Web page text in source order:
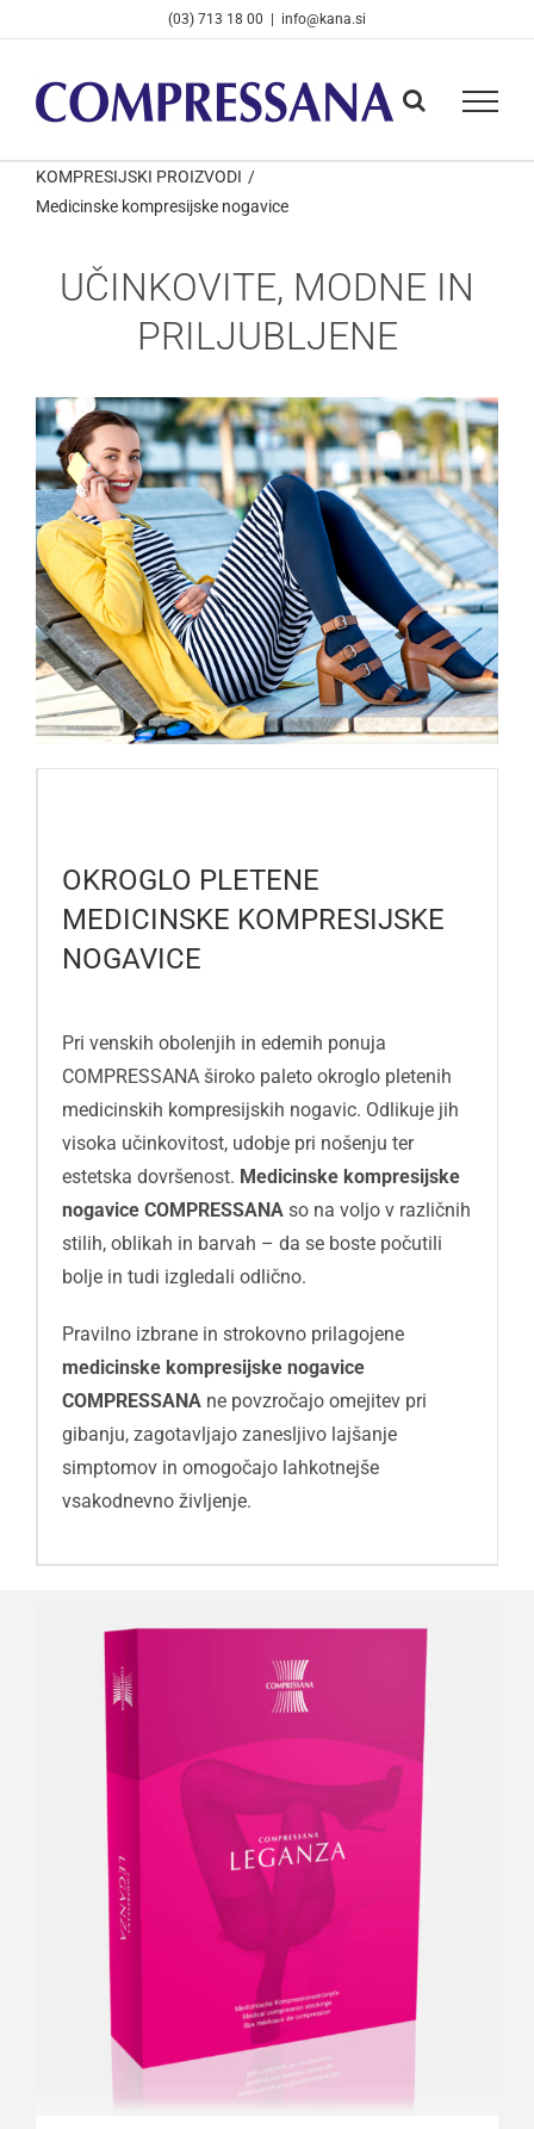
to
content
(03) 713 18 00 info@kana.si
KOMPRESIJSKI PROIZVODI
Medicinske kompresijske nogavice
UČINKOVITE, MODNE IN
PRILJUBLJENE
OKROGLO PLETENE
MEDICINSKE KOMPRESIJSKE
NOGAVICE
Pri venskih obolenjih in edemih ponuja
COMPRESSANA široko paleto okroglo pletenih
medicinskih kompresijskih nogavic. Odlikuje jih
visoka učinkovitost, udobje pri nošenju ter
estetska dovršenost. Medicinske kompresijske
nogavice COMPRESSANA so na voljo v različnih
stilih, oblikah in barvah – da se boste počutili
bolje in tudi izgledali odlično.
Pravilno izbrane in strokovno prilagojene
medicinske kompresijske nogavice
COMPRESSANA ne povzročajo omejitev pri
gibanju, zagotavljajo zanesljivo lajšanje
simptomov in omogočajo lahkotnejše
vsakodnevno življenje.